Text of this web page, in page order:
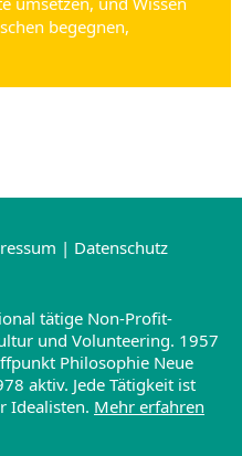
begegnen,
| Datenschutz
tätige Non-Profit-
und Volunteering. 1957
Philosophie Neue
aktiv. Jede Tätigkeit ist
Idealisten. Mehr erfahren